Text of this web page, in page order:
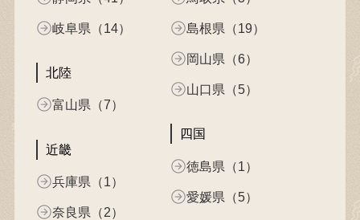
岐阜県（14）
北陸
富山県（7）
近畿
兵庫県（1）
奈良県（2）
島根県（19）
岡山県（6）
山口県（5）
四国
徳島県（1）
愛媛県（5）